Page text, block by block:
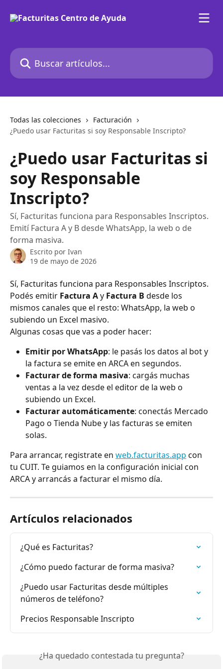
Buscar artículos...
Todas las colecciones
Facturación
¿Puedo usar Facturitas si soy Responsable Inscripto?
¿Puedo usar Facturitas si
soy Responsable
Inscripto?
Sí, Facturitas funciona para Responsables Inscriptos.
Emití Factura A y B desde WhatsApp, la web o de
forma masiva.
Escrito por Ivan
19 de mayo de 2026
Sí, Facturitas funciona para Responsables Inscriptos.
Podés emitir Factura A y Factura B desde los
mismos canales que el resto: WhatsApp, la web o
subiendo un Excel masivo.
Algunas cosas que vas a poder hacer:
Emitir por WhatsApp: le pasás los datos al bot y
la factura se emite en ARCA en segundos.
Facturar de forma masiva: cargás muchas
ventas a la vez desde el editor de la web o
subiendo un Excel.
Facturar automáticamente: conectás Mercado
Pago o Tienda Nube y las facturas se emiten
solas.
Para arrancar, registrate en web.facturitas.app con
tu CUIT. Te guiamos en la configuración inicial con
ARCA y arrancás a facturar el mismo día.
Artículos relacionados
¿Qué es Facturitas?
¿Cómo puedo facturar de forma masiva?
¿Puedo usar Facturitas desde múltiples
números de teléfono?
Precios Responsable Inscripto
¿Ha quedado contestada tu pregunta?